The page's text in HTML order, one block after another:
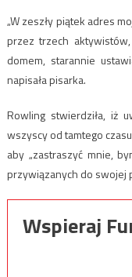
„W zeszły piątek adres
przez trzech
domem, starannie
napisała pisarka.
Rowling stwierdziła, iż
wszyscy od tamtego
aby „zastraszyć mnie,
przywiązanych do swojej
Wspieraj